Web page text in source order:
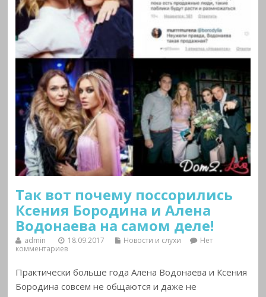
Так вот почему поссорились
Ксения Бородина и Алена
Водонаева на самом деле!
admin 18.09.2017 Новости и слухи
Нет
комментариев
Практически больше года Алена Водонаева и Ксения
Бородина совсем не общаются и даже не